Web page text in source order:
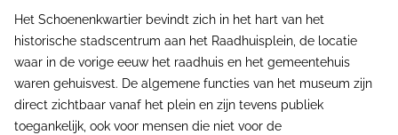
Het Schoenenkwartier bevindt zich in het hart van het
historische stadscentrum aan het Raadhuisplein, de locatie
waar in de vorige eeuw het raadhuis en het gemeentehuis
waren gehuisvest. De algemene functies van het museum zijn
direct zichtbaar vanaf het plein en zijn tevens publiek
toegankelijk, ook voor mensen die niet voor de